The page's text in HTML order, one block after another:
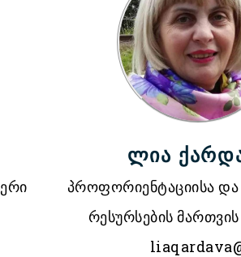
ლია
პროფორიენტაციისა და
რესურსების მართვის